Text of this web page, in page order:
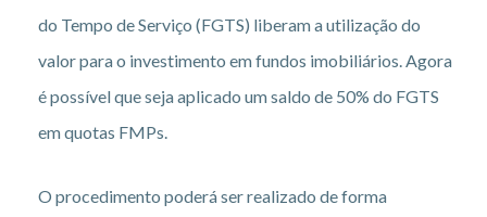
do Tempo de Serviço (FGTS) liberam a utilização do
valor para o investimento em fundos imobiliários. Agora
é possível que seja aplicado um saldo de 50% do FGTS
em quotas FMPs.
O procedimento poderá ser realizado de forma